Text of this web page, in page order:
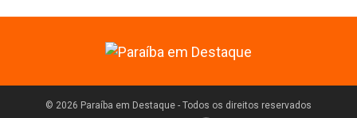
© 2026 Paraíba em Destaque - Todos os direitos reservados